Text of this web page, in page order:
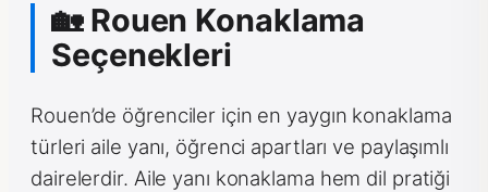
🏡 Rouen Konaklama
Seçenekleri
Rouen’de öğrenciler için en yaygın konaklama
türleri aile yanı, öğrenci apartları ve paylaşımlı
dairelerdir. Aile yanı konaklama hem dil pratiği